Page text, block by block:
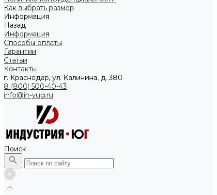
Как выбрать размер
Информация
Назад
Информация
Способы оплаты
Гарантии
Статьи
Контакты
г. Краснодар, ул. Калинина, д. 380
8 (800) 500-40-43
info@in-yug.ru
Поиск